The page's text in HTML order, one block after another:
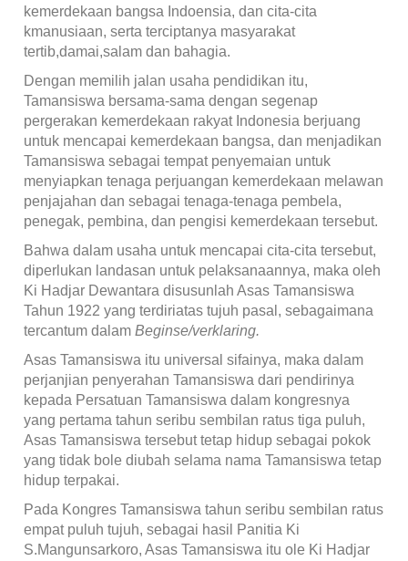
kemerdekaan bangsa Indoensia, dan cita-cita
kmanusiaan, serta terciptanya masyarakat
tertib,damai,salam dan bahagia.
Dengan memilih jalan usaha pendidikan itu,
Tamansiswa bersama-sama dengan segenap
pergerakan kemerdekaan rakyat Indonesia berjuang
untuk mencapai kemerdekaan bangsa, dan menjadikan
Tamansiswa sebagai tempat penyemaian untuk
menyiapkan tenaga perjuangan kemerdekaan melawan
penjajahan dan sebagai tenaga-tenaga pembela,
penegak, pembina, dan pengisi kemerdekaan tersebut.
Bahwa dalam usaha untuk mencapai cita-cita tersebut,
diperlukan landasan untuk pelaksanaannya, maka oleh
Ki Hadjar Dewantara disusunlah Asas Tamansiswa
Tahun 1922 yang terdiriatas tujuh pasal, sebagaimana
tercantum dalamBeginse/verklaring.
Asas Tamansiswa itu universal sifainya, maka dalam
perjanjian penyerahan Tamansiswa dari pendirinya
kepada Persatuan Tamansiswa dalam kongresnya
yang pertama tahun seribu sembilan ratus tiga puluh,
Asas Tamansiswa tersebut tetap hidup sebagai pokok
yang tidak bole diubah selama nama Tamansiswa tetap
hidup terpakai.
Pada Kongres Tamansiswa tahun seribu sembilan ratus
empat puluh tujuh, sebagai hasil Panitia Ki
S.Mangunsarkoro, Asas Tamansiswa itu ole Ki Hadjar